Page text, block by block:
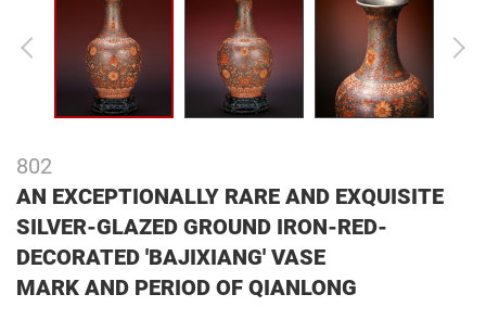
802
AN EXCEPTIONALLY RARE AND EXQUISITE
SILVER-GLAZED GROUND IRON-RED-
DECORATED 'BAJIXIANG' VASE
MARK AND PERIOD OF QIANLONG